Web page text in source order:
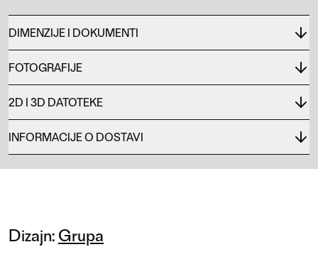
DIMENZIJE I DOKUMENTI
FOTOGRAFIJE
2D I 3D DATOTEKE
INFORMACIJE O DOSTAVI
Dizajn: Grupa